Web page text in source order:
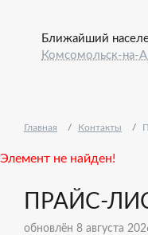
Ближайший
Комсомольск-на-
Главная Контакты
Элемент не найден!
ПРАЙС-
обновлён 8 августа